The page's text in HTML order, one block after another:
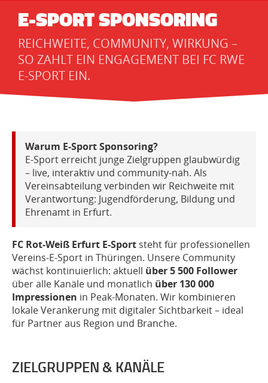
E-SPORT SPONSORING
REICHWEITE, COMMUNITY, WIRKUNG –
SO ZAHLT EIN ENGAGEMENT BEI FC RWE
E-SPORT EIN.
Warum E-Sport Sponsoring?
E-Sport erreicht junge Zielgruppen glaubwürdig
– live, interaktiv und community-nah. Als
Vereinsabteilung verbinden wir Reichweite mit
Verantwortung: Jugendförderung, Bildung und
Ehrenamt in Erfurt.
FC Rot-Weiß Erfurt E-Sport steht für professionellen
Vereins-E-Sport in Thüringen. Unsere Community
wächst kontinuierlich: aktuell über 5 500 Follower
über alle Kanäle und monatlich über 130 000
Impressionen in Peak-Monaten. Wir kombinieren
lokale Verankerung mit digitaler Sichtbarkeit – ideal
für Partner aus Region und Branche.
ZIELGRUPPEN & KANÄLE